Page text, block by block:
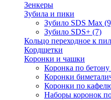
Зенкеры
Зубила и пики
Зубило SDS Max
Зубило SDS+ (7)
Кольцо переходное к
Кордщетки
Коронки и чашки
Коронка по бетону
Коронки
Коронки по
Наборы коронок